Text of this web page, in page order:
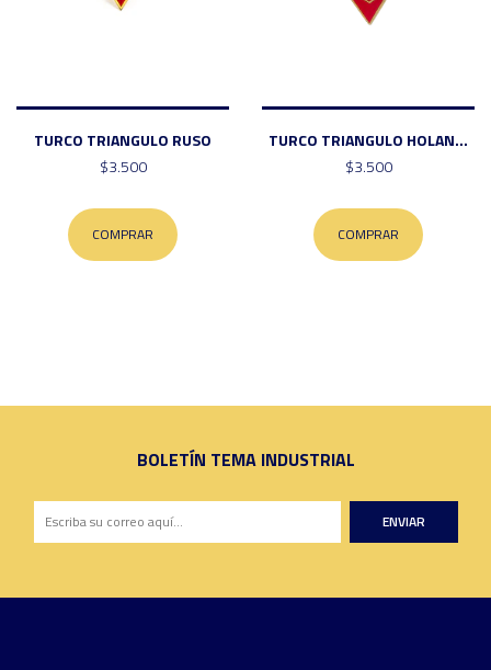
TURCO TRIANGULO RUSO
$3.500
COMPRAR
TURCO TRIANGULO HOLAN...
$3.500
COMPRAR
BOLETÍN TEMA INDUSTRIAL
ENVIAR